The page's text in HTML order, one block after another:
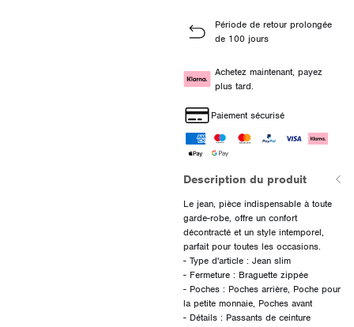
Période de retour prolongée
de 100 jours
Achetez maintenant, payez
plus tard.
Paiement sécurisé
Description du produit
Le jean, pièce indispensable à toute
garde-robe, offre un confort
décontracté et un style intemporel,
parfait pour toutes les occasions.
- Type d'article : Jean slim
- Fermeture : Braguette zippée
- Poches : Poches arrière, Poche pour
la petite monnaie, Poches avant
- Détails : Passants de ceinture